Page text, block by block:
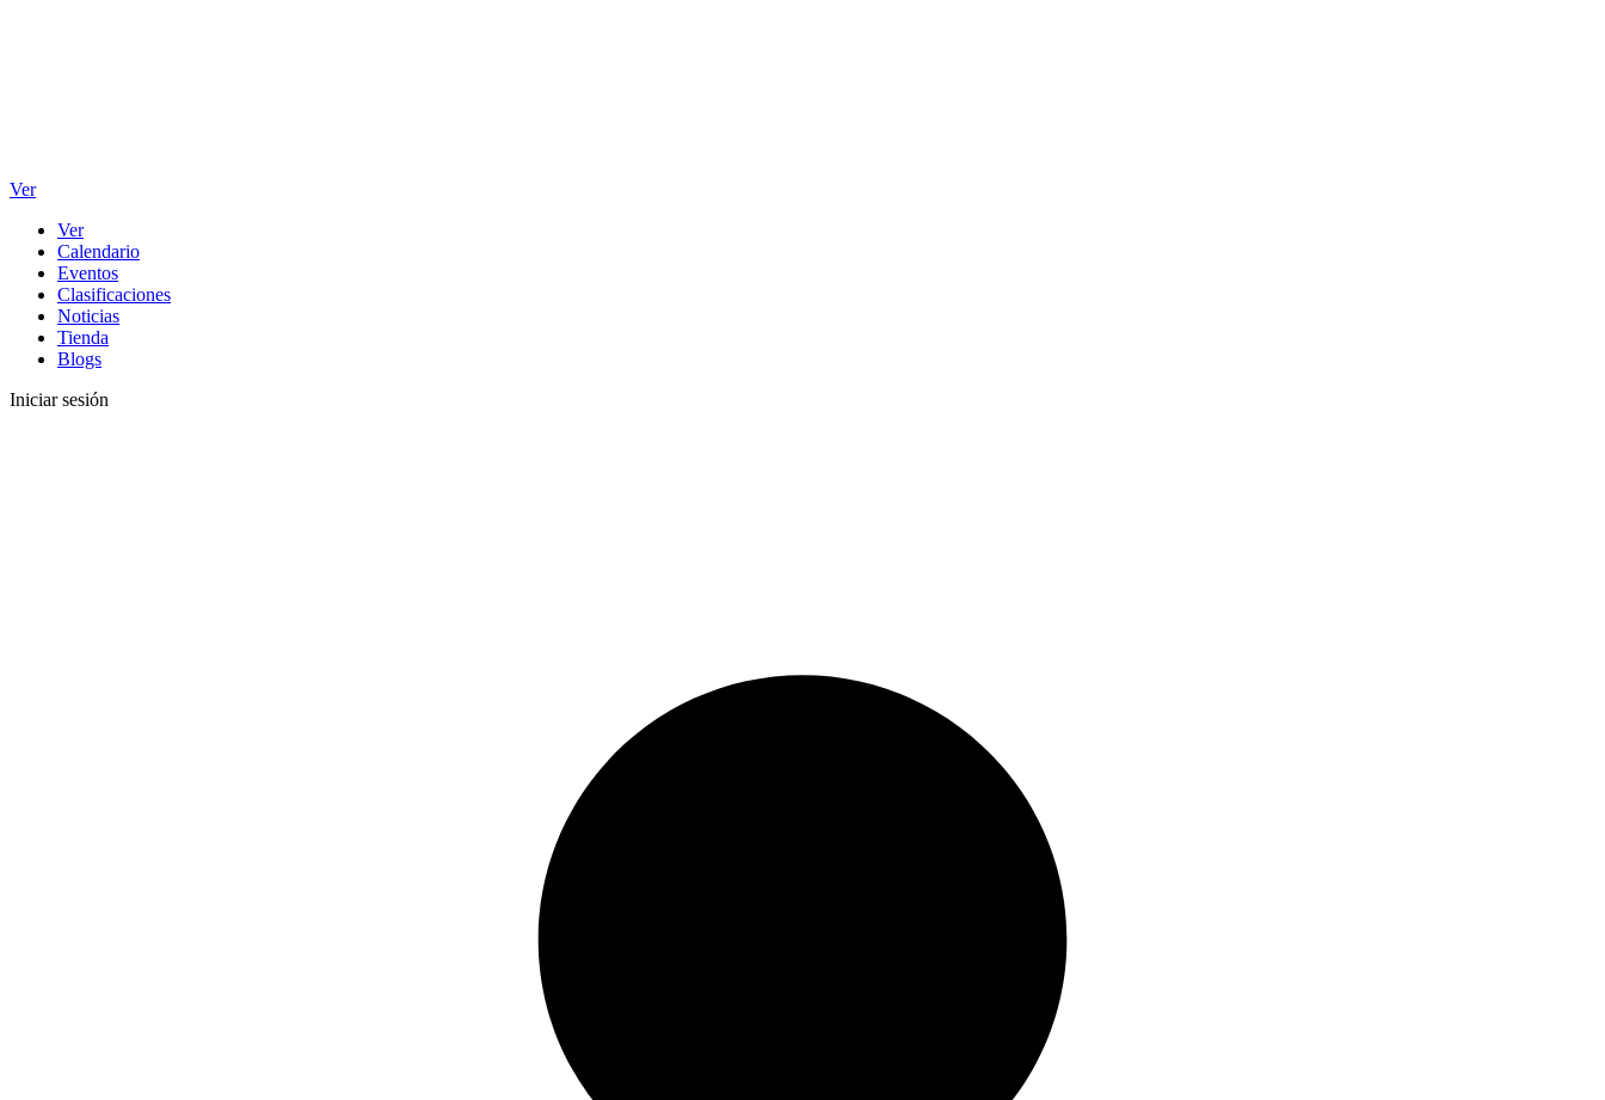
Ver
Ver
Calendario
Eventos
Clasificaciones
Noticias
Tienda
Blogs
Iniciar sesión